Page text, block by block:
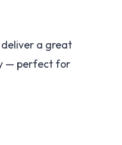
deliver a great
— perfect for